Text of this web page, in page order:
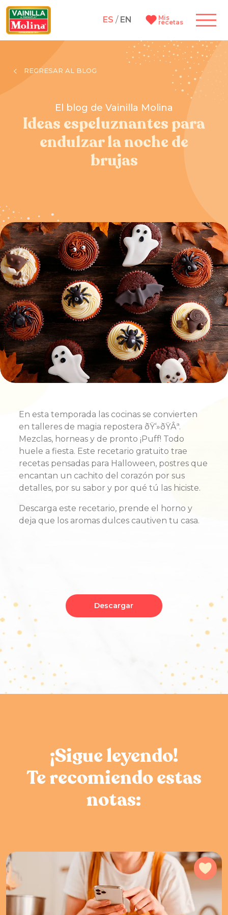
ES / EN Mis
recetas
REGRESAR AL BLOG
El blog de Vainilla Molina
Ideas espeluznantes para
endulzar la noche de
brujas
En esta temporada las cocinas se convierten
en talleres de magia repostera ðŸ‘»ðŸÂª.
Mezclas, horneas y de pronto ¡Puff! Todo
huele a fiesta. Este recetario gratuito trae
recetas pensadas para Halloween, postres que
encantan un cachito del corazón por sus
detalles, por su sabor y por qué tú las hiciste.
Descarga este recetario, prende el horno y
deja que los aromas dulces cautiven tu casa.
Descargar
¡Sigue leyendo!
Te recomiendo estas
notas: